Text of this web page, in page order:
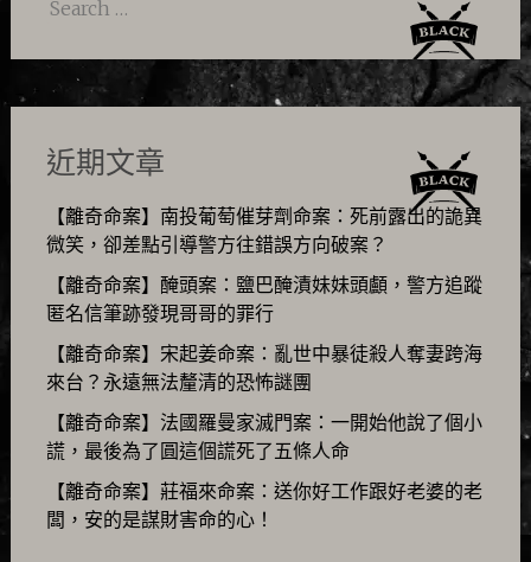
Search
近期文章
【離奇命案】南投葡萄催芽劑命案：死前露出的詭異
微笑，卻差點引導警方往錯誤方向破案？
【離奇命案】醃頭案：鹽巴醃漬妹妹頭顱，警方追蹤
匿名信筆跡發現哥哥的罪行
【離奇命案】宋起姜命案：亂世中暴徒殺人奪妻跨海
來台？永遠無法釐清的恐怖謎團
【離奇命案】法國羅曼家滅門案：一開始他說了個小
謊，最後為了圓這個謊死了五條人命
【離奇命案】莊福來命案：送你好工作跟好老婆的老
闆，安的是謀財害命的心！